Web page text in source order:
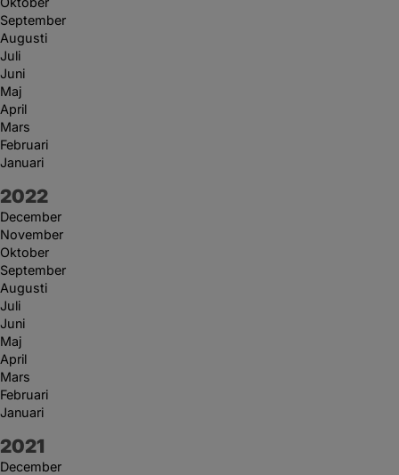
September
Augusti
Juli
Juni
Maj
April
Mars
Februari
Januari
År:
2022
December
November
Oktober
September
Augusti
Juli
Juni
Maj
April
Mars
Februari
Januari
År:
2021
December